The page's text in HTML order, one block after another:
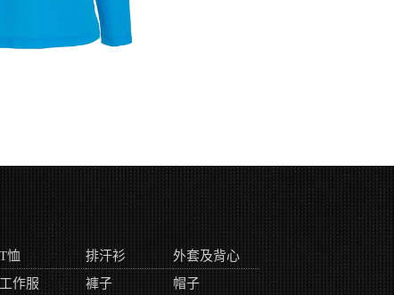
T恤 排汗衫
外套及背心
工作服 褲子 帽子